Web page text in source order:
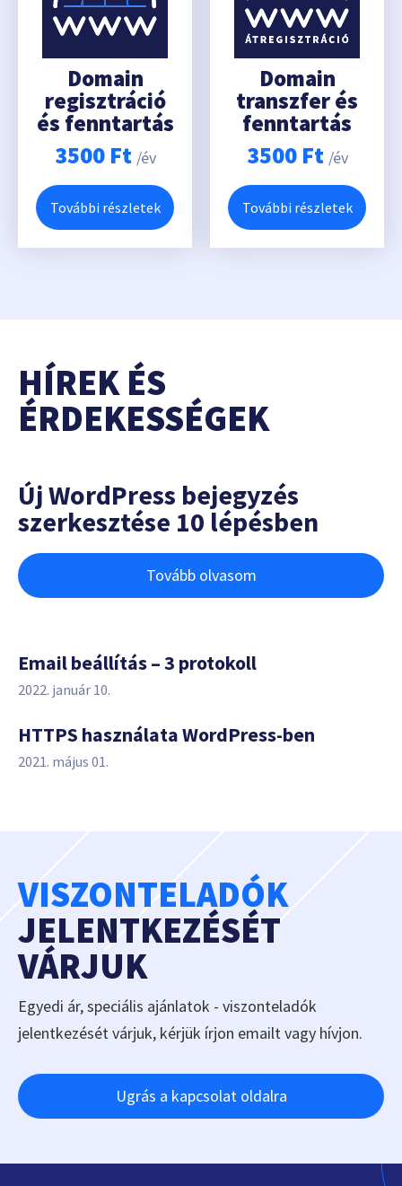
Domain
regisztráció
és fenntartás
3500 Ft /év
További részletek
Domain
transzfer és
fenntartás
3500 Ft /év
További részletek
HÍREK ÉS
ÉRDEKESSÉGEK
Új WordPress bejegyzés
szerkesztése 10 lépésben
Tovább olvasom
Email beállítás – 3 protokoll
2022. január 10.
HTTPS használata WordPress-ben
2021. május 01.
VISZONTELADÓK
JELENTKEZÉSÉT
VÁRJUK
Egyedi ár, speciális ajánlatok - viszonteladók
jelentkezését várjuk, kérjük írjon emailt vagy hívjon.
Ugrás a kapcsolat oldalra